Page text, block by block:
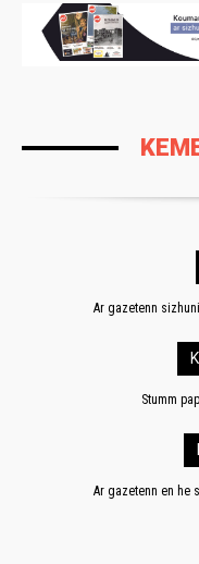
Ar gazetenn
Stumm
Ar gazetenn en he